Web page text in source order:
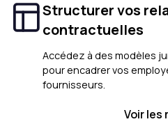
Structurer vos
contractuelles
Accédez à des modèles
pour encadrer vos
fournisseurs.
Voir les